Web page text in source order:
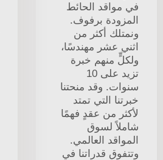
في مواقد الحائط
المزودة برفوف.
ونمتلك أكثر من
اثني عشر مهندسًا،
ولكلٍّ منهم خبرة
تزيد على 10
سنوات. وقد منحتنا
خبرتنا التي تمتد
لأكثر من عقدٍ فهمًا
شاملاً لسوق
المواقد العالمي.
وتتفوق قدراتنا في